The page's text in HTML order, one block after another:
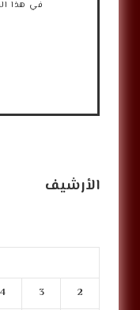
في هذا
الأرشيف
2
3
4